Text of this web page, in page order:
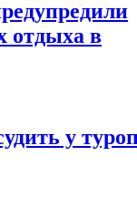
отдыха в
у